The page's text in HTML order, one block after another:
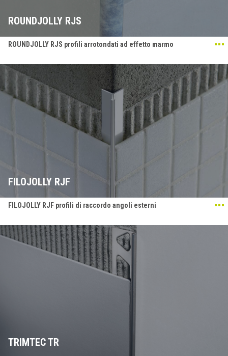
ROUNDJOLLY RJS
ROUNDJOLLY RJS profili arrotondati ad effetto marmo
FILOJOLLY RJF
FILOJOLLY RJF profili di raccordo angoli esterni
TRIMTEC TR